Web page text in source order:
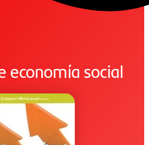
economía social